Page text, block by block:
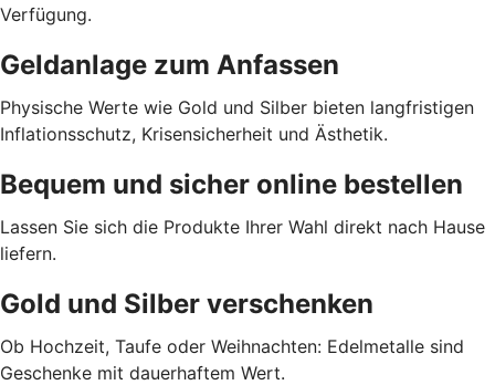
Verfügung.
Geldanlage zum Anfassen
Physische Werte wie Gold und Silber bieten langfristigen
Inflationsschutz, Krisensicherheit und Ästhetik.
Bequem und sicher online bestellen
Lassen Sie sich die Produkte Ihrer Wahl direkt nach Hause
liefern.
Gold und Silber verschenken
Ob Hochzeit, Taufe oder Weihnachten: Edelmetalle sind
Geschenke mit dauerhaftem Wert.